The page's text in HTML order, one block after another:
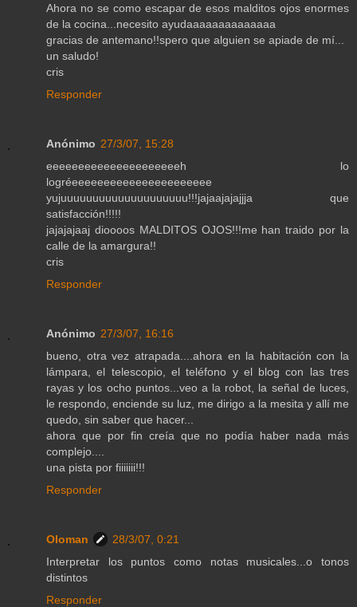
Ahora no se como escapar de esos malditos ojos enormes
de la cocina...necesito ayudaaaaaaaaaaaaaa
gracias de antemano!!spero que alguien se apiade de mí...
un saludo!
cris
Responder
Anónimo 27/3/07, 15:28
eeeeeeeeeeeeeeeeeeeeeh lo
logréeeeeeeeeeeeeeeeeeeeeee
yujuuuuuuuuuuuuuuuuuuuu!!!jajaajajajjja que
satisfacción!!!!!
jajajajaaj dioooos MALDITOS OJOS!!!me han traido por la
calle de la amargura!!
cris
Responder
Anónimo 27/3/07, 16:16
bueno, otra vez atrapada....ahora en la habitación con la
lámpara, el telescopio, el teléfono y el blog con las tres
rayas y los ocho puntos...veo a la robot, la señal de luces,
le respondo, enciende su luz, me dirigo a la mesita y allí me
quedo, sin saber que hacer...
ahora que por fin creía que no podía haber nada más
complejo....
una pista por fiiiiiii!!!
Responder
Oloman
28/3/07, 0:21
Interpretar los puntos como notas musicales...o tonos
distintos
Responder